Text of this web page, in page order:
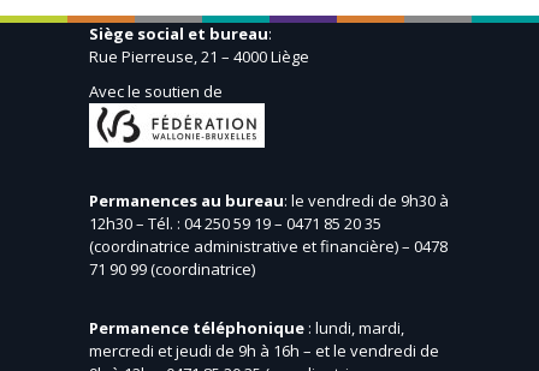
Siège social et bureau:
Rue Pierreuse, 21 – 4000 Liège
Avec le soutien de
Permanences au bureau: le vendredi de 9h30 à
12h30 – Tél. : 04 250 59 19 – 0471 85 20 35
(coordinatrice administrative et financière) – 0478
71 90 99 (coordinatrice)
Permanence téléphonique : lundi, mardi,
mercredi et jeudi de 9h à 16h – et le vendredi de